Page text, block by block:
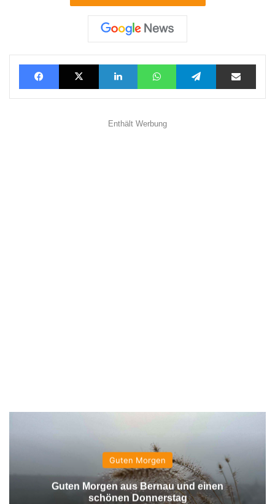
FacebookX LinkedInWhatsAppTelegramTeilen via E-Mail
Enthält Werbung
Guten Morgen
Guten Morgen aus Bernau und einen
schönen Donnerstag